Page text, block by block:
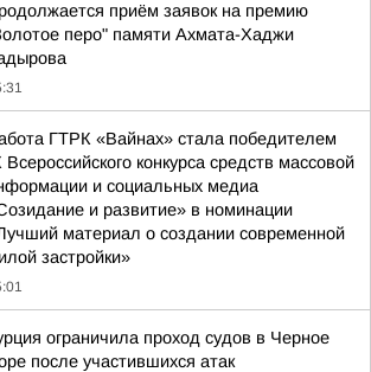
приём заявок на премию
перо" памяти Ахмата-Хаджи
ГТРК «Вайнах» стала победителем
Всероссийского конкурса средств массовой
и социальных медиа
и развитие» в номинации
материал о создании современной
застройки»
ограничила проход судов в Черное
после участившихся атак